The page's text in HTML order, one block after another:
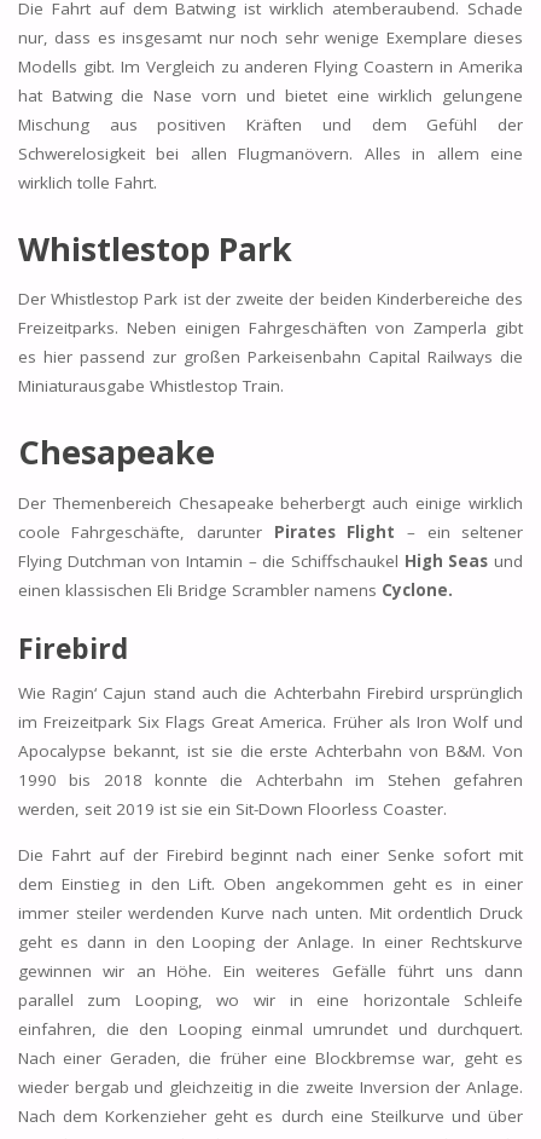
Die Fahrt auf dem Batwing ist wirklich atemberaubend. Schade
nur, dass es insgesamt nur noch sehr wenige Exemplare dieses
Modells gibt. Im Vergleich zu anderen Flying Coastern in Amerika
hat Batwing die Nase vorn und bietet eine wirklich gelungene
Mischung aus positiven Kräften und dem Gefühl der
Schwerelosigkeit bei allen Flugmanövern. Alles in allem eine
wirklich tolle Fahrt.
Whistlestop Park
Der Whistlestop Park ist der zweite der beiden Kinderbereiche des
Freizeitparks. Neben einigen Fahrgeschäften von Zamperla gibt
es hier passend zur großen Parkeisenbahn Capital Railways die
Miniaturausgabe Whistlestop Train.
Chesapeake
Der Themenbereich Chesapeake beherbergt auch einige wirklich
coole Fahrgeschäfte, darunter Pirates Flight – ein seltener
Flying Dutchman von Intamin – die Schiffschaukel High Seas und
einen klassischen Eli Bridge Scrambler namens Cyclone.
Firebird
Wie Ragin‘ Cajun stand auch die Achterbahn Firebird ursprünglich
im Freizeitpark Six Flags Great America. Früher als Iron Wolf und
Apocalypse bekannt, ist sie die erste Achterbahn von B&M. Von
1990 bis 2018 konnte die Achterbahn im Stehen gefahren
werden, seit 2019 ist sie ein Sit-Down Floorless Coaster.
Die Fahrt auf der Firebird beginnt nach einer Senke sofort mit
dem Einstieg in den Lift. Oben angekommen geht es in einer
immer steiler werdenden Kurve nach unten. Mit ordentlich Druck
geht es dann in den Looping der Anlage. In einer Rechtskurve
gewinnen wir an Höhe. Ein weiteres Gefälle führt uns dann
parallel zum Looping, wo wir in eine horizontale Schleife
einfahren, die den Looping einmal umrundet und durchquert.
Nach einer Geraden, die früher eine Blockbremse war, geht es
wieder bergab und gleichzeitig in die zweite Inversion der Anlage.
Nach dem Korkenzieher geht es durch eine Steilkurve und über